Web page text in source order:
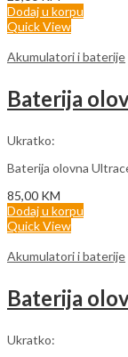
Dodaj u korpu
Quick View
Akumulatori i baterije
Ukratko:
Baterija olovna
85,00 KM
Dodaj u korpu
Quick View
Akumulatori i baterije
Ukratko: